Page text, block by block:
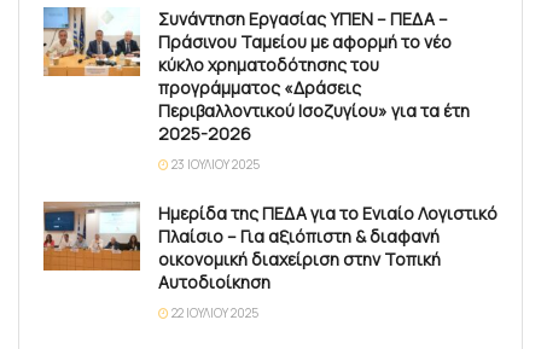
Συνάντηση Εργασίας ΥΠΕΝ – ΠΕΔΑ –
Πράσινου Ταμείου με αφορμή το νέο
κύκλο χρηματοδότησης του
προγράμματος «Δράσεις
Περιβαλλοντικού Ισοζυγίου» για τα έτη
2025-2026
23 ΙΟΥΛΊΟΥ 2025
Ημερίδα της ΠΕΔΑ για το Ενιαίο Λογιστικό
Πλαίσιο – Για αξιόπιστη & διαφανή
οικονομική διαχείριση στην Τοπική
Αυτοδιοίκηση
22 ΙΟΥΛΊΟΥ 2025